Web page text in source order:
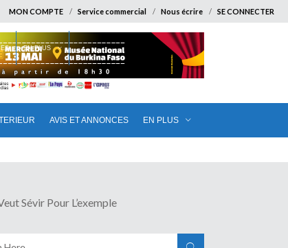
MON COMPTE Service commercial Nous écrire SE CONNECTER
AVIS ET ANNONCES EN PLUS
EN PLUS
Sévir Pour L’exemple